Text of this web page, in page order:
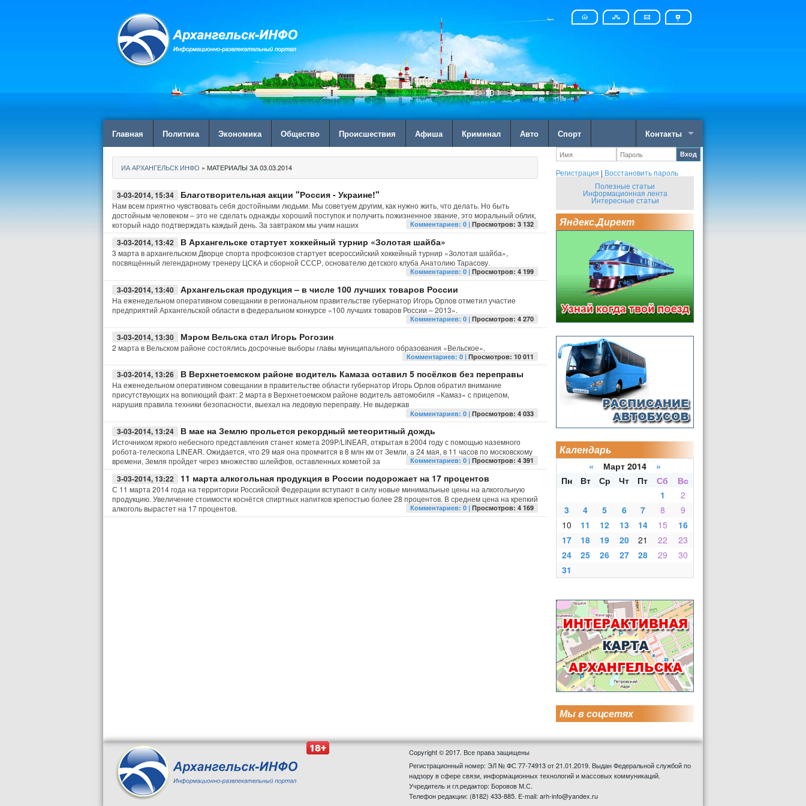
Главная Политика Экономика Общество Происшествия Афиша Криминал Авто Спорт Контакты
ИА АРХАНГЕЛЬСК ИНФО » МАТЕРИАЛЫ ЗА 03.03.2014
3-03-2014, 15:34 Благотворительная акции "Россия - Украине!"
Нам всем приятно чувствовать себя достойными людьми. Мы советуем другим, как нужно жить, что делать. Но быть
достойным человеком – это не сделать однажды хороший поступок и получить пожизненное звание, это моральный облик,
который надо подтверждать каждый день. За завтраком мы учим наших
Комментариев: 0 |Просмотров: 3 132
3-03-2014, 13:42 В Архангельске стартует хоккейный турнир «Золотая шайба»
3 марта в архангельском Дворце спорта профсоюзов стартует всероссийский хоккейный турнир «Золотая шайба»,
посвящённый легендарному тренеру ЦСКА и сборной СССР, основателю детского клуба Анатолию Тарасову.
Комментариев: 0 |Просмотров: 4 199
3-03-2014, 13:40 Архангельская продукция – в числе 100 лучших товаров России
На еженедельном оперативном совещании в региональном правительстве губернатор Игорь Орлов отметил участие
предприятий Архангельской области в федеральном конкурсе «100 лучших товаров России – 2013».
Комментариев: 0 |Просмотров: 4 270
3-03-2014, 13:30 Мэром Вельска стал Игорь Рогозин
2 марта в Вельском районе состоялись досрочные выборы главы муниципального образования «Вельское».
Комментариев: 0 |Просмотров: 10 011
3-03-2014, 13:26 В Верхнетоемском районе водитель Камаза оставил 5 посёлков без переправы
На еженедельном оперативном совещании в правительстве области губернатор Игорь Орлов обратил внимание
присутствующих на вопиющий факт: 2 марта в Верхнетоемском районе водитель автомобиля «Камаз» с прицепом,
нарушив правила техники безопасности, выехал на ледовую переправу. Не выдержав
Комментариев: 0 |Просмотров: 4 033
3-03-2014, 13:24 В мае на Землю прольется рекордный метеоритный дождь
Источником яркого небесного представления станет комета 209P/LINEAR, открытая в 2004 году с помощью наземного
робота-телескопа LINEAR. Ожидается, что 29 мая она промчится в 8 млн км от Земли, а 24 мая, в 11 часов по московскому
времени, Земля пройдет через множество шлейфов, оставленных кометой за
Комментариев: 0 |Просмотров: 4 391
3-03-2014, 13:22 11 марта алкогольная продукция в России подорожает на 17 процентов
С 11 марта 2014 года на территории Российской Федерации вступают в силу новые минимальные цены на алкогольную
продукцию. Увеличение стоимости коснётся спиртных напитков крепостью более 28 процентов. В среднем цена на крепкий
алкоголь вырастет на 17 процентов.
Комментариев: 0 |Просмотров: 4 169
Вход
Регистрация | Восстановить пароль
Полезные статьи
Информационная лента
Интересные статьи
Яндекс.Директ
Календарь
« Март 2014 »
Пн
Вт Ср Чт Пт Сб
Вс
1
2
3
4 5 6 7 8
9
10
11 12 13 14 15
16
17
18 19 20 21 22
23
24
25 26 27 28 29
30
31
Мы в соцсетях
Copyright © 2017. Все права защищены
Регистрационный номер: ЭЛ № ФС 77-74913 от 21.01.2019. Выдан Федеральной службой по
надзору в сфере связи, информационных технологий и массовых коммуникаций.
Учредитель и гл.редактор: Боровов М.С.
Телефон редакции: (8182) 433-885. E-mail: arh-info@yandex.ru